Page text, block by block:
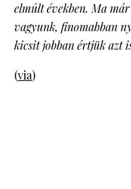
elmúlt években. Ma
vagyunk, finomabban
kicsit jobban értjük azt
(via)